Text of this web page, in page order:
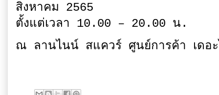
สิงหาคม 2565
ตั้งแต่เวลา 10.00 – 20.00 น.
ณ ลานไนน์ สแควร์ ศูนย์การค้า เดอ